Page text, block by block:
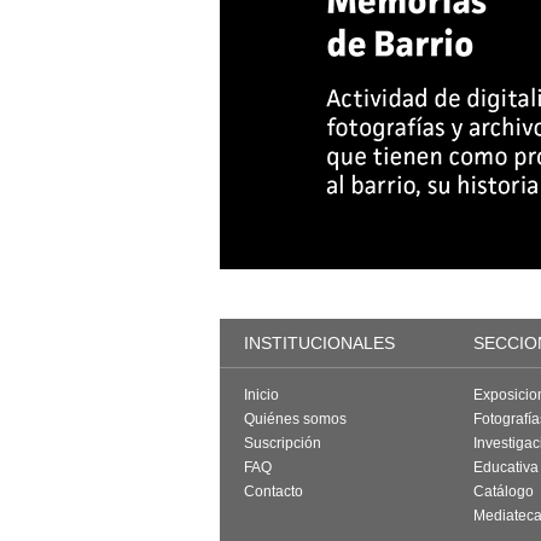
INSTITUCIONALES
Inicio
Quiénes somos
Suscripción
FAQ
Contacto
Educativa
Catálogo
Mediateca